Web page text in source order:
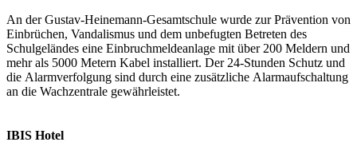
An der Gustav-Heinemann-Gesamtschule wurde zur Prävention von
Einbrüchen, Vandalismus und dem unbefugten Betreten des
Schulgeländes eine Einbruchmeldeanlage mit über 200 Meldern und
mehr als 5000 Metern Kabel installiert. Der 24-Stunden Schutz und
die Alarmverfolgung sind durch eine zusätzliche Alarmaufschaltung
an die Wachzentrale gewährleistet.
IBIS Hotel